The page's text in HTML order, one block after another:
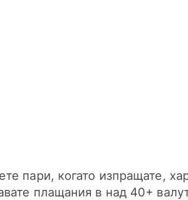
пари, когато изпращате,
плащания в над 40+